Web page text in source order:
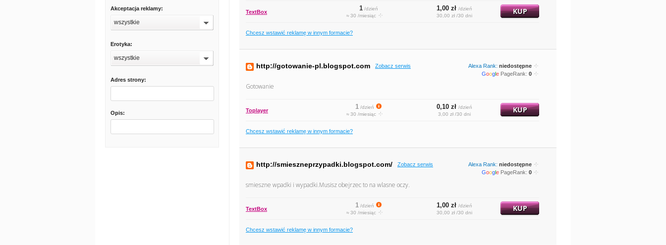
Akceptacja reklamy:
wszystkie
Erotyka:
wszystkie
Adres strony:
Opis:
TextBox 1/dzień
≈ 30 /miesiąc
1,00 zł /dzień
30,00 zł /30 dni
KUP
Chcesz wstawić reklamę w innym formacie?
http://gotowanie-pl.blogspot.com Zobacz serwis Alexa Rank: niedostępne
Google PageRank: 0
Gotowanie
Toplayer 1 /dzień
≈ 30 /miesiąc
0,10 zł /dzień
3,00 zł /30 dni
KUP
Chcesz wstawić reklamę w innym formacie?
http://smieszneprzypadki.blogspot.com/ Zobacz serwis Alexa Rank: niedostępne
Google PageRank: 0
smieszne wpadki i wypadki.Musisz obejrzec to na wlasne oczy.
TextBox 1 /dzień
≈ 30 /miesiąc
1,00 zł /dzień
30,00 zł /30 dni
KUP
Chcesz wstawić reklamę w innym formacie?